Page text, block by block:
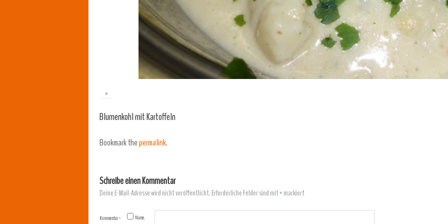
«
Blumenkohl mit Kartoffeln
Bookmark thepermalink.
Schreibe einen Kommentar
Deine E-Mail-Adresse wird nicht veröffentlicht.Erforderliche Felder sind mit*markiert
Kommentar* Name,